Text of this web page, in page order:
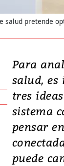
salud pretende
Para
salud,
tres
sistema
pensar
puede